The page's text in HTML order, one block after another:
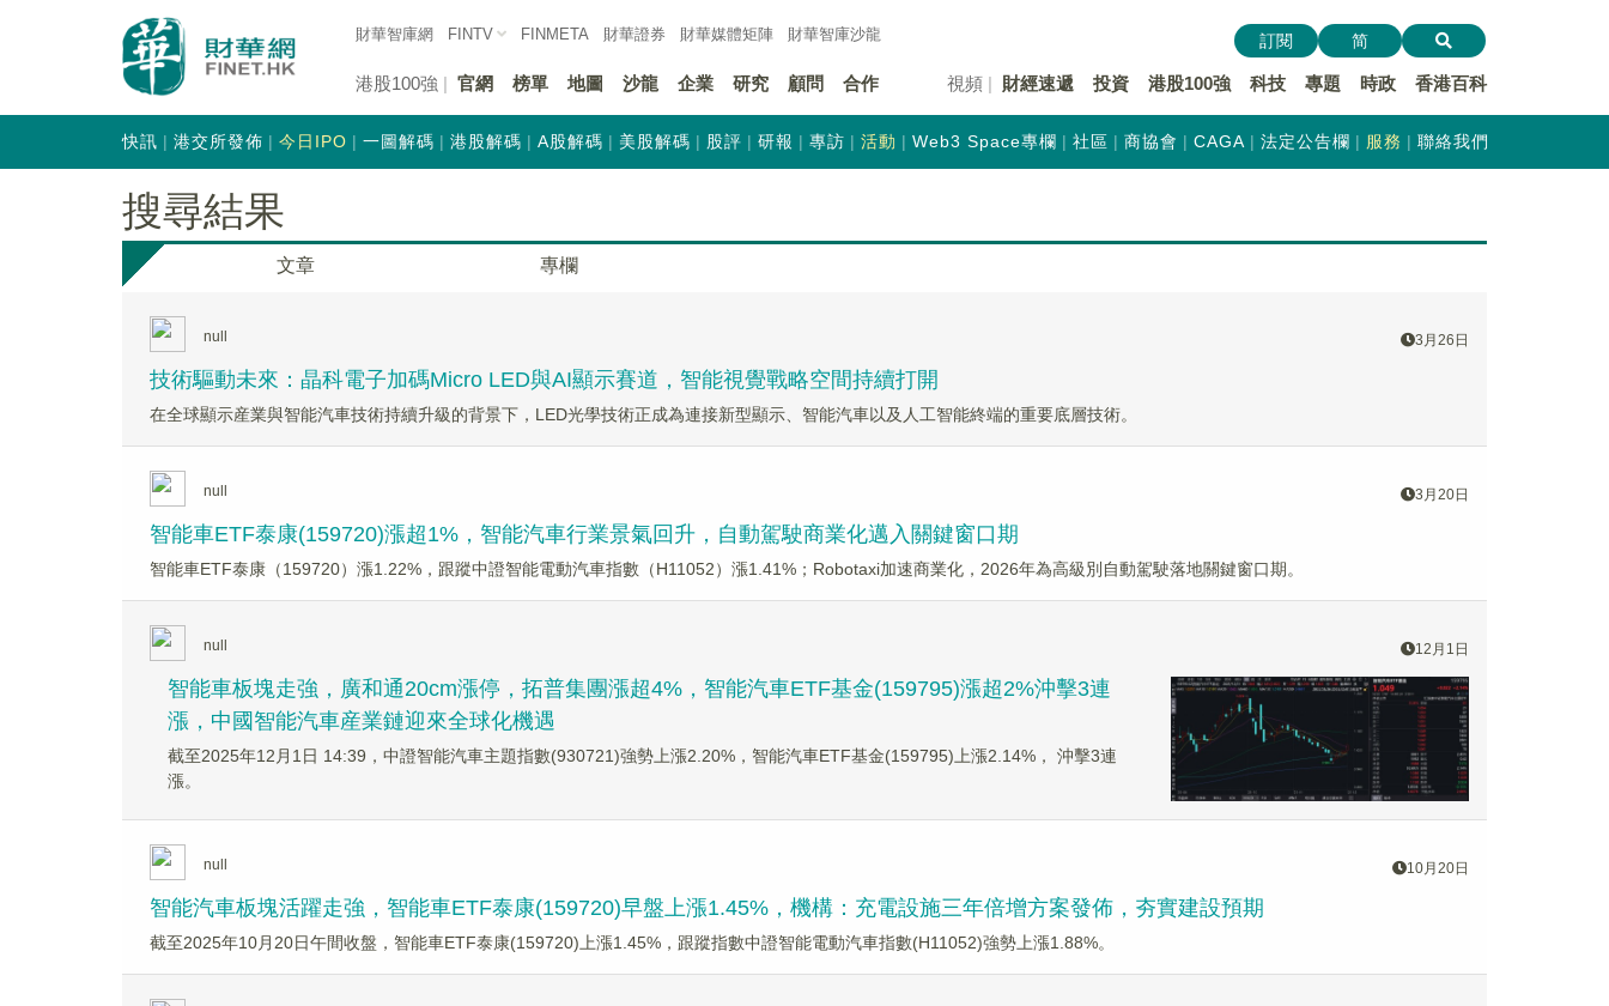
財華智庫網 FINTV FINMETA 財華證券 財華媒體矩陣 財華智庫沙龍
港股100強 官網 榜單 地圖 沙龍 企業 研究 顧問 合作 視頻 財經速遞 投資 港股100強 科技 專題 時政 香港百科
訂閱 简
快訊 港交所發佈 今日IPO 一圖解碼 港股解碼 A股解碼 美股解碼 股評 研報 專訪 活動 Web3 Space專欄 社區 商協會 CAGA 法定公告欄 服務 聯絡我們
搜尋結果
文章 專欄
null 3月26日
技術驅動未來：晶科電子加碼Micro LED與AI顯示賽道，智能視覺戰略空間持續打開
在全球顯示産業與智能汽車技術持續升級的背景下，LED光學技術正成為連接新型顯示、智能汽車以及人工智能終端的重要底層技術。
null 3月20日
智能車ETF泰康(159720)漲超1%，智能汽車行業景氣回升，自動駕駛商業化邁入關鍵窗口期
智能車ETF泰康（159720）漲1.22%，跟蹤中證智能電動汽車指數（H11052）漲1.41%；Robotaxi加速商業化，2026年為高級別自動駕駛落地關鍵窗口期。
null 12月1日
智能車板塊走強，廣和通20cm漲停，拓普集團漲超4%，智能汽車ETF基金(159795)漲超2%沖擊3連
漲，中國智能汽車産業鏈迎來全球化機遇
截至2025年12月1日 14:39，中證智能汽車主題指數(930721)強勢上漲2.20%，智能汽車ETF基金(159795)上漲2.14%， 沖擊3連
漲。
null 10月20日
智能汽車板塊活躍走強，智能車ETF泰康(159720)早盤上漲1.45%，機構：充電設施三年倍增方案發佈，夯實建設預期
截至2025年10月20日午間收盤，智能車ETF泰康(159720)上漲1.45%，跟蹤指數中證智能電動汽車指數(H11052)強勢上漲1.88%。